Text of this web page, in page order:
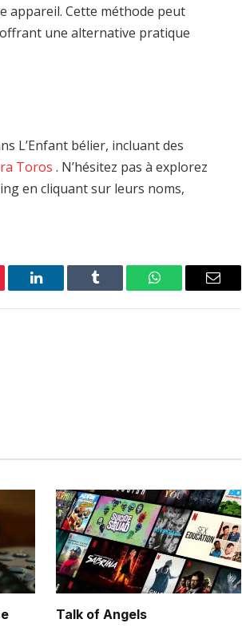
appareil. Cette méthode peut
une alternative pratique
L’Enfant bélier, incluant des
Toros . N’hésitez pas à explorez
en cliquant sur leurs noms,
LinkedIn Tumblr WhatsAppEmail
Talk of Angels